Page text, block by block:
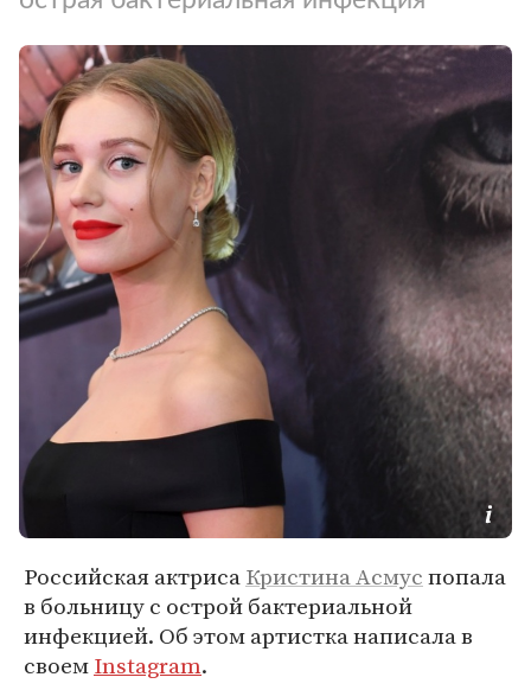
Российская актрисаКристина Асмуспопала
в больницу с острой бактериальной
инфекцией. Об этом артистка написала в
своемInstagram.